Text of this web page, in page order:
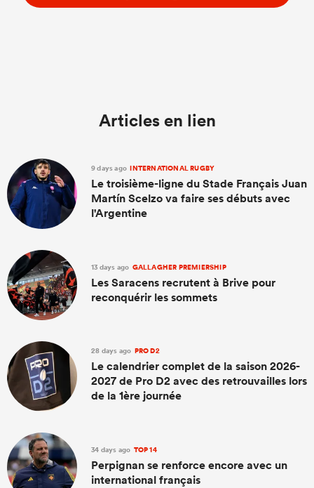
Articles en lien
9 days ago INTERNATIONAL RUGBY
Le troisième-ligne du Stade Français Juan
Martín Scelzo va faire ses débuts avec
l'Argentine
13 days ago GALLAGHER PREMIERSHIP
Les Saracens recrutent à Brive pour
reconquérir les sommets
28 days ago PRO D2
Le calendrier complet de la saison 2026-
2027 de Pro D2 avec des retrouvailles lors
de la 1ère journée
34 days ago TOP 14
Perpignan se renforce encore avec un
international français